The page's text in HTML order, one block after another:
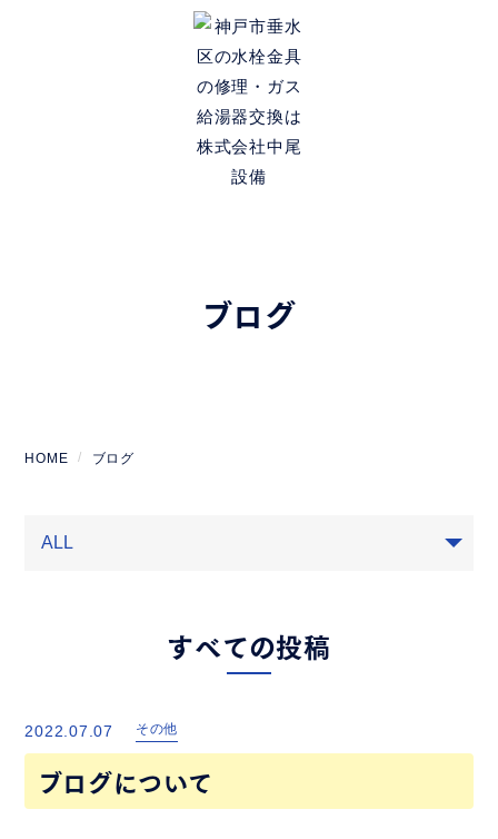
ブログ
HOME ブログ
すべての投稿
2022.07.07 その他
ブログについて